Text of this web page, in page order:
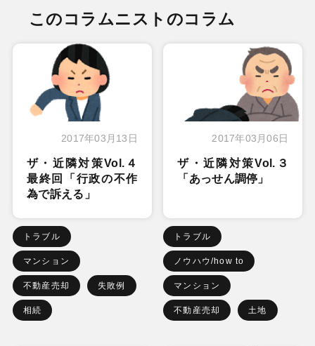
このコラムニストのコラム
2017年03月13日
ザ・近隣対策Vol.４
最終回「行政の不作
為で訴える」
トラブル
マンション
不動産売却 失敗例
相続
2017年03月06日
ザ・近隣対策Vol.３
「あっせん調停」
トラブル
ノウハウ/how to
マンション
不動産売却 土地